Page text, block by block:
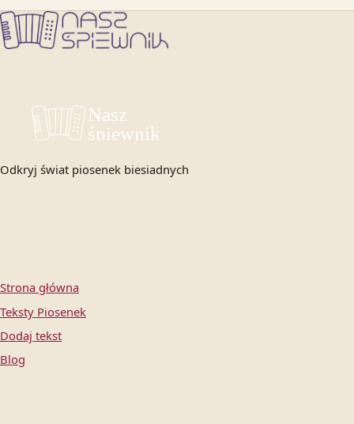
Odkryj świat piosenek biesiadnych
Strona główna
Teksty Piosenek
Dodaj tekst
Blog